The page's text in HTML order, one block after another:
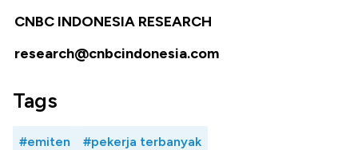
CNBC INDONESIA RESEARCH
research@cnbcindonesia.com
Tags
#emiten #pekerja terbanyak